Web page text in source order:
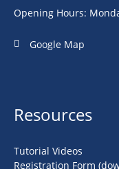
Opening Hours:
Google Map
Resources
Tutorial Videos
Registration Form